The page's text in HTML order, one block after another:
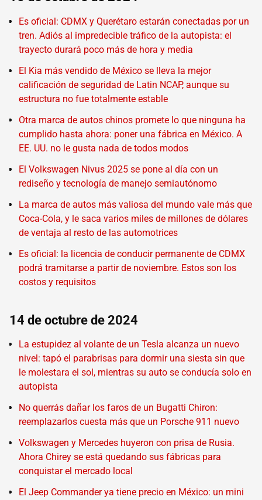
Es oficial: CDMX y Querétaro estarán conectadas por un
tren. Adiós al impredecible tráfico de la autopista: el
trayecto durará poco más de hora y media
El Kia más vendido de México se lleva la mejor
calificación de seguridad de Latin NCAP, aunque su
estructura no fue totalmente estable
Otra marca de autos chinos promete lo que ninguna ha
cumplido hasta ahora: poner una fábrica en México. A
EE. UU. no le gusta nada de todos modos
El Volkswagen Nivus 2025 se pone al día con un
rediseño y tecnología de manejo semiautónomo
La marca de autos más valiosa del mundo vale más que
Coca-Cola, y le saca varios miles de millones de dólares
de ventaja al resto de las automotrices
Es oficial: la licencia de conducir permanente de CDMX
podrá tramitarse a partir de noviembre. Estos son los
costos y requisitos
14 de octubre de 2024
La estupidez al volante de un Tesla alcanza un nuevo
nivel: tapó el parabrisas para dormir una siesta sin que
le molestara el sol, mientras su auto se conducía solo en
autopista
No querrás dañar los faros de un Bugatti Chiron:
reemplazarlos cuesta más que un Porsche 911 nuevo
Volkswagen y Mercedes huyeron con prisa de Rusia.
Ahora Chirey se está quedando sus fábricas para
conquistar el mercado local
El Jeep Commander ya tiene precio en México: un mini